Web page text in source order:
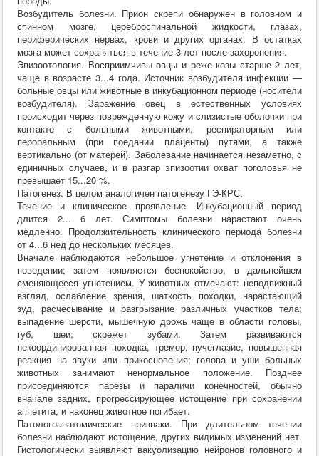
Хирургия
ВСЭ
Лекарственные препараты
Токсикология
Зоогигиена
Патанатомия
Интересное
Кормление
Возбудитель болезни. Прион скрепи обнаружен в головном и
спинном мозге, цереброспинальной жидкости, глазах,
периферических нервах, крови и других органах. В остатках
мозга может сохраняться в течение 3 лет после захоронения.
Эпизоотология. Восприимчивы овцы и реже козы старше 2 лет,
чаще в возрасте 3...4 года. Источник возбудителя инфекции —
больные овцы или животные в инкубационном периоде (носители
возбудителя). Заражение овец в естественных условиях
происходит через поврежденную кожу и слизистые оболочки при
контакте с больными животными, респираторным или
пероральным (при поедании плаценты) путями, а также
вертикально (от матерей). Заболевание начинается незаметно, с
единичных случаев, и в разгар эпизоотии охват поголовья не
превышает 15...20 %.
Патогенез. В целом аналогичен патогенезу ГЭ-КРС.
Течение и клиническое проявление. Инкубационный период
длится 2... 6 лет. Симптомы болезни нарастают очень
медленно. Продолжительность клинического периода болезни
от 4...6 нед до нескольких месяцев.
Вначале наблюдаются небольшое угнетение и отклонения в
поведении; затем появляется беспокойство, в дальнейшем
сменяющееся угнетением. У животных отмечают: неподвижный
взгляд, ослабление зрения, шаткость походки, нарастающий
зуд, расчесывание и разгрызание различных участков тела;
выпадение шерсти, мышечную дрожь чаще в области головы,
губ, шеи; скрежет зубами. Затем развиваются
некоординированная походка, тремор, пучеглазие, повышенная
реакция на звуки или прикосновения; голова и уши больных
животных занимают ненормальное положение. Позднее
присоединяются парезы и параличи конечностей, обычно
вначале задних, прогрессирующее истощение при сохранении
аппетита, и наконец животное погибает.
Патологоанатомические признаки. При длительном течении
болезни наблюдают истощение, других видимых изменений нет.
Гистологически выявляют вакуолизацию нейронов головного и